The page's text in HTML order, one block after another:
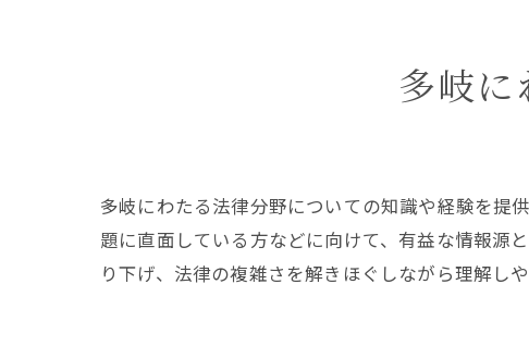
多岐
多岐にわたる法律分野についての知識や経験を提
題に直面している方などに向けて、有益な情報源
り下げ、法律の複雑さを解きほぐしながら理解し